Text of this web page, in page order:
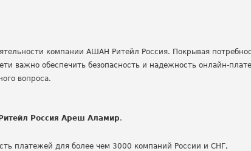
компании АШАН Ритейл Россия. Покрывая
важно обеспечить безопасность и надежность онлайн-
вопроса.
Россия Ареш Аламир.
платежей для более чем 3000 компаний России и СНГ,